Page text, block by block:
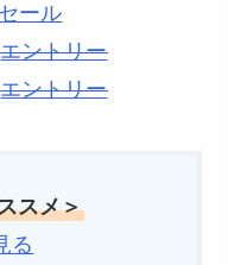
セール
エントリー
エントリー
スメ＞
る